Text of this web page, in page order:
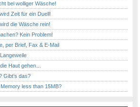
bei wolliger Wäsche!
Zeit für ein Duell!
die Wäsche rein!
Kein Problem!
per Brief, Fax & E-Mail
Haut gehen…
Gibt’s das?
less than 15MB?